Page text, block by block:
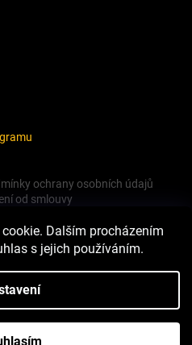
Dalším procházením
s jejich používáním.
ochrany osobních údajů
od smlouvy